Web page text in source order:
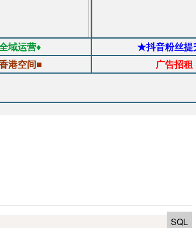
域运营♦ ★抖音粉丝
港空间■ 广告招租
SQL